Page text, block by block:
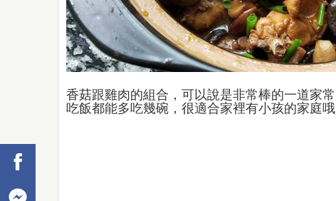
香菇跟雞肉的組合，可以說是非常棒的一道家
吃飯都能多吃幾碗，很適合家裡有小孩的家庭